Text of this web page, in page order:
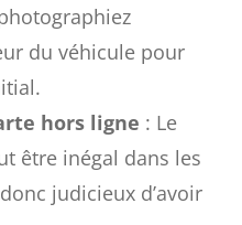
du véhicule pour
hors ligne : Le
être inégal dans les
judicieux d’avoir